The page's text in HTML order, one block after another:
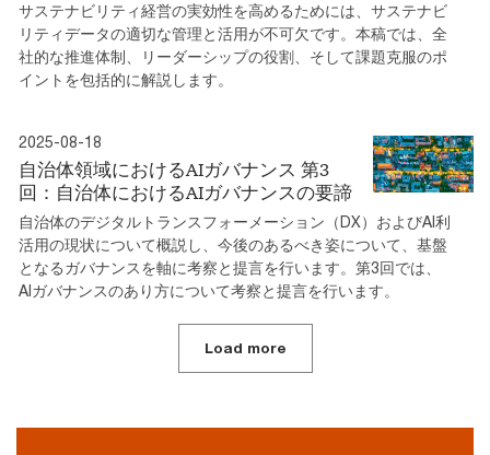
サステナビリティ経営の実効性を高めるためには、サステナビ
リティデータの適切な管理と活用が不可欠です。本稿では、全
社的な推進体制、リーダーシップの役割、そして課題克服のポ
イントを包括的に解説します。
2025-08-18
自治体領域におけるAIガバナンス 第3
回：自治体におけるAIガバナンスの要諦
自治体のデジタルトランスフォーメーション（DX）およびAI利
活用の現状について概説し、今後のあるべき姿について、基盤
となるガバナンスを軸に考察と提言を行います。第3回では、
AIガバナンスのあり方について考察と提言を行います。
Load more